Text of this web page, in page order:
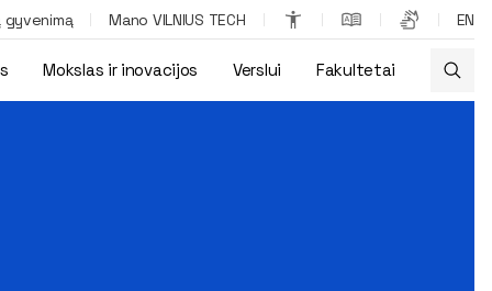
gyvenimą Mano VILNIUS TECH EN
Mokslas ir inovacijos Verslui Fakultetai